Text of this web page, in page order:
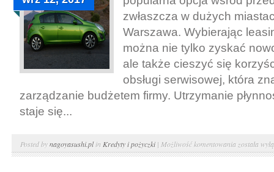
zbiorowego.
zwłaszcza w dużych
Warszawa. Wybierając
można nie tylko zyskać
ale także cieszyć się
obsługi serwisowej, która
zarządzanie budżetem firmy. Utrzymanie
staje się...
Posted bynagoyasushi.plin Kredyty i pożyczki| Możliwość komentowania Skorzystaj
z
została